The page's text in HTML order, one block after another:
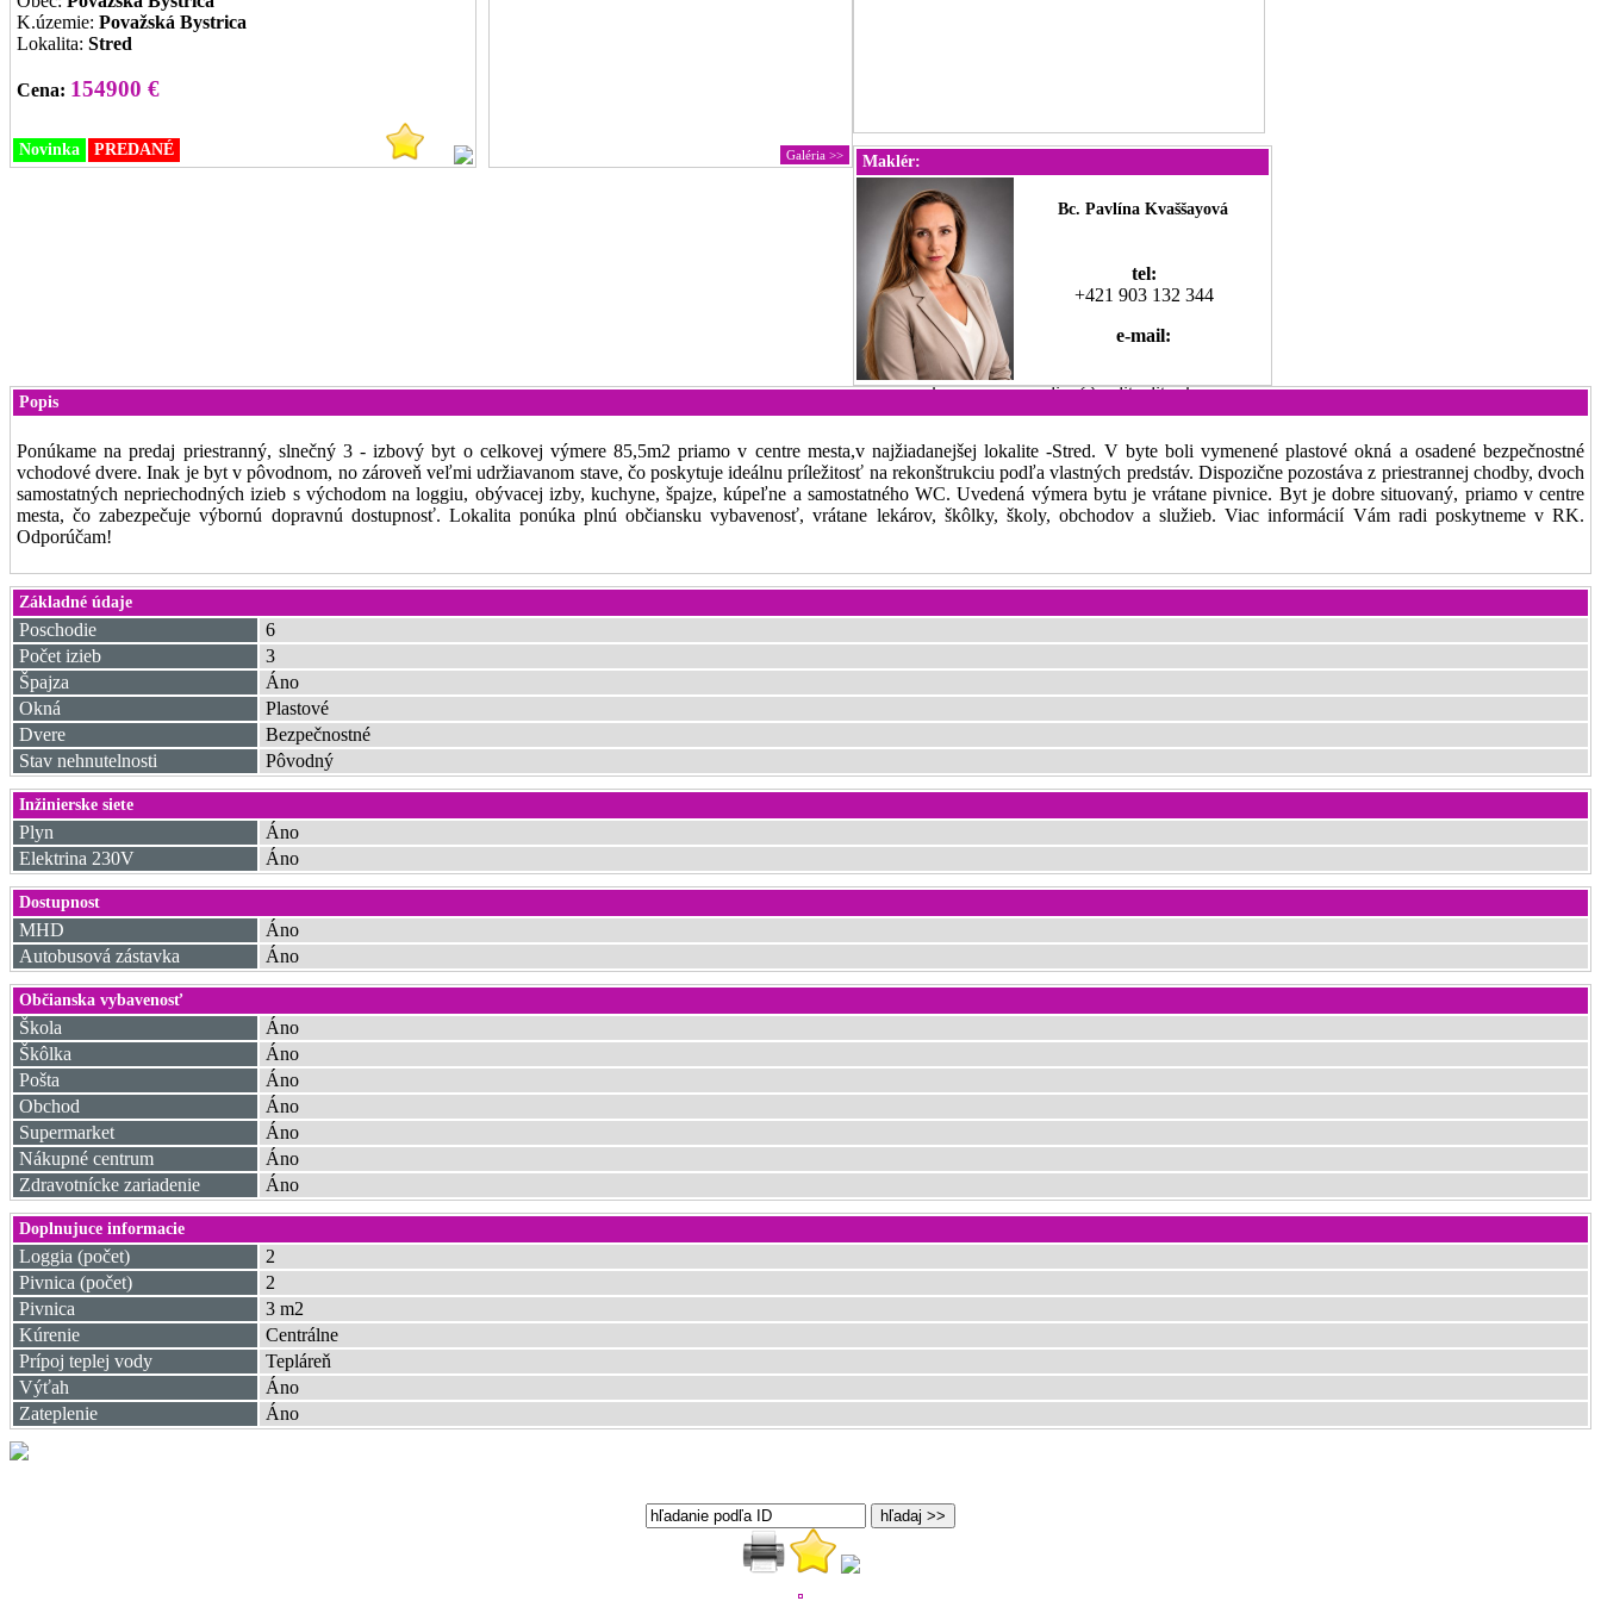
K.územie: Považská Bystrica
Lokalita: Stred
Cena: 154900 €
Novinka PREDANÉ Galéria >> Maklér:
Bc. Pavlína Kvaššayová
tel:
+421 903 132 344
e-mail:
kvassayova.pavlina@realityelite.sk
Popis
Ponúkame na predaj priestranný, slnečný 3 - izbový byt o celkovej výmere 85,5m2 priamo v centre mesta,v najžiadanejšej lokalite -Stred. V byte boli vymenené plastové okná a osadené bezpečnostné
vchodové dvere. Inak je byt v pôvodnom, no zároveň veľmi udržiavanom stave, čo poskytuje ideálnu príležitosť na rekonštrukciu podľa vlastných predstáv. Dispozične pozostáva z priestrannej chodby, dvoch
samostatných nepriechodných izieb s východom na loggiu, obývacej izby, kuchyne, špajze, kúpeľne a samostatného WC. Uvedená výmera bytu je vrátane pivnice. Byt je dobre situovaný, priamo v centre
mesta, čo zabezpečuje výbornú dopravnú dostupnosť. Lokalita ponúka plnú občiansku vybavenosť, vrátane lekárov, škôlky, školy, obchodov a služieb. Viac informácií Vám radi poskytneme v RK.
Odporúčam!
Základné údaje
Poschodie
6
Počet izieb
3
Špajza
Áno
Okná
Plastové
Dvere
Bezpečnostné
Stav nehnutelnosti
Pôvodný
Inžinierske siete
Plyn
Áno
Elektrina 230V
Áno
Dostupnost
MHD
Áno
Autobusová zástavka
Áno
Občianska vybavenosť
Škola
Áno
Škôlka
Áno
Pošta
Áno
Obchod
Áno
Supermarket
Áno
Nákupné centrum
Áno
Zdravotnícke zariadenie
Áno
Doplnujuce informacie
Loggia (počet)
2
Pivnica (počet)
2
Pivnica
3 m2
Kúrenie
Centrálne
Prípoj teplej vody
Tepláreň
Výťah
Áno
Zateplenie
Áno